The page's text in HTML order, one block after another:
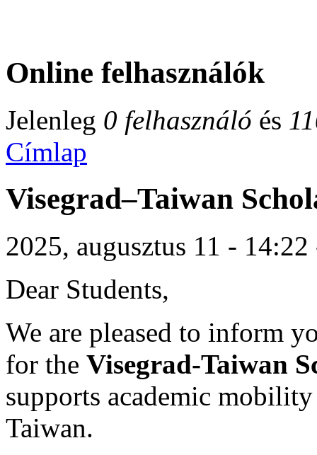
Online felhasználók
Jelenleg 0 felhasználó és
Címlap
Visegrad–Taiwan
2025, augusztus 11 -
Dear Students,
We are pleased to inform
for the Visegrad-Taiwan
supports academic
Taiwan.